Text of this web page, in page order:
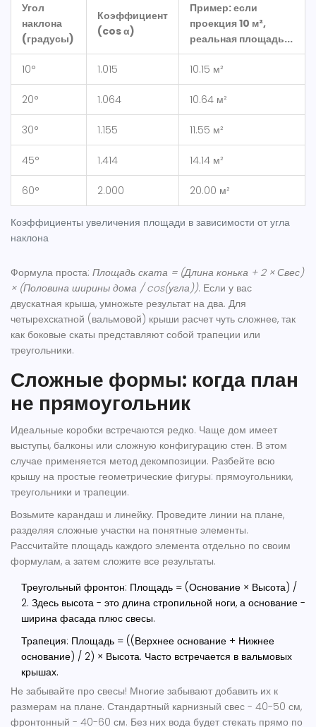
Коэффициенты увеличения площади в зависимости от угла
наклона
Угол
наклона
(градусы)
Коэффициент
(cos α)
Пример: если
проекция 10 м²,
реальная площадь...
10° 1.015 10.15 м²
20° 1.064 10.64 м²
30° 1.155 11.55 м²
45° 1.414 14.14 м²
60° 2.000 20.00 м²
Формула проста: Площадь ската = (Длина конька + 2 × Свес)
× (Половина ширины дома / cos(угла)). Если у вас
двускатная крыша, умножьте результат на два. Для
четырехскатной (вальмовой) крыши расчет чуть сложнее, так
как боковые скаты представляют собой трапеции или
треугольники.
Сложные формы: когда план
не прямоугольник
Идеальные коробки встречаются редко. Чаще дом имеет
выступы, балконы или сложную конфигурацию стен. В этом
случае применяется метод декомпозиции. Разбейте всю
крышу на простые геометрические фигуры: прямоугольники,
треугольники и трапеции.
Возьмите карандаш и линейку. Проведите линии на плане,
разделяя сложные участки на понятные элементы.
Рассчитайте площадь каждого элемента отдельно по своим
формулам, а затем сложите все результаты.
Треугольный фронтон: Площадь = (Основание × Высота) /
2. Здесь высота - это длина стропильной ноги, а основание -
ширина фасада плюс свесы.
Трапеция: Площадь = ((Верхнее основание + Нижнее
основание) / 2) × Высота. Часто встречается в вальмовых
крышах.
Не забывайте про свесы! Многие забывают добавить их к
размерам на плане. Стандартный карнизный свес - 40-50 см,
фронтонный - 40-60 см. Без них вода будет стекать прямо по